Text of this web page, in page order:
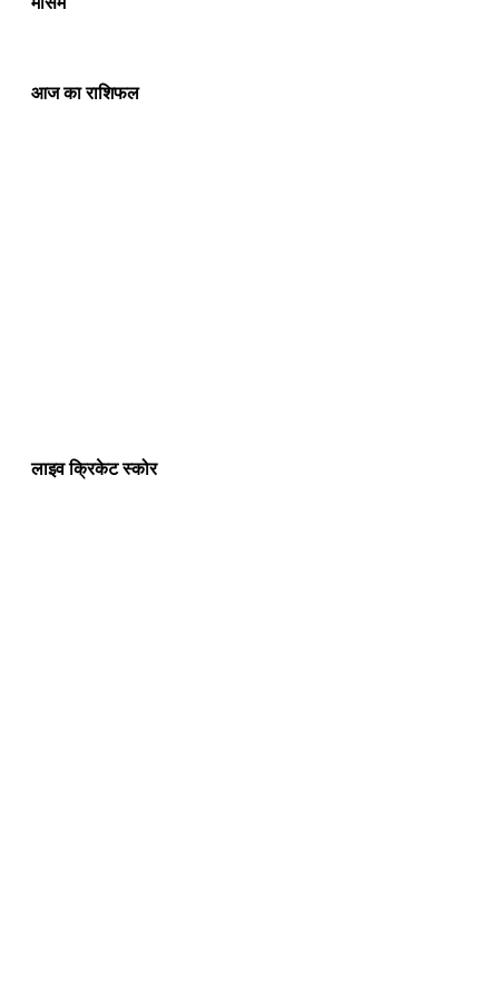
आज का राशिफल
लाइव क्रिकेट स्कोर